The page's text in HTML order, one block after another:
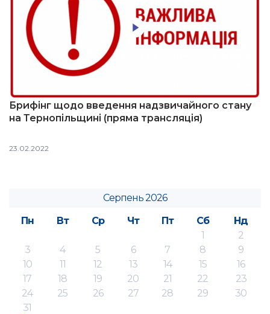
Брифінг щодо введення надзвичайного стану
на Тернопільщині (пряма трансляція)
23.02.2022
Серпень 2026
Пн
Вт Ср Чт Пт Сб
Нд
1
2
3
4 5 6 7 8
9
10
11 12 13 14 15
16
17
18 19 20 21 22
23
24
25 26 27 28 29
30
31